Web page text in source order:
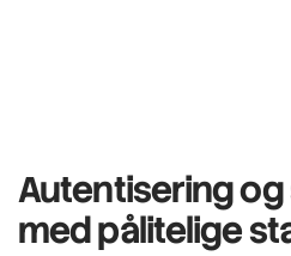
Autentisering
med pålitelige